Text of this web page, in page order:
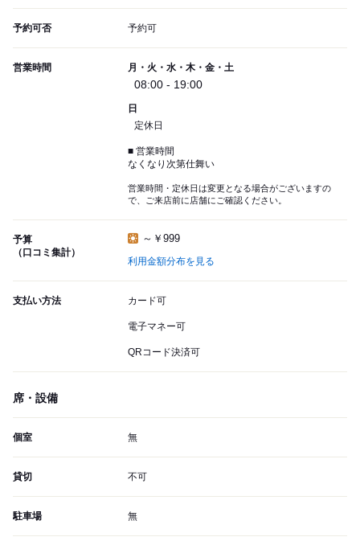
予約可否 予約可
営業時間 月・火・水・木・金・土
08:00 - 19:00
日
定休日
■ 営業時間
なくなり次第仕舞い
営業時間・定休日は変更となる場合がございますの
で、ご来店前に店舗にご確認ください。
予算
（口コミ集計）
～￥999
利用金額分布を見る
支払い方法 カード可
電子マネー可
QRコード決済可
席・設備
個室 無
貸切 不可
駐車場 無